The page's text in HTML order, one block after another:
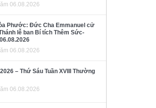
06.08.2026
Phước: Đức Cha Emmanuel cử
lễ ban Bí tích Thêm Sức-
06.08.2026
– Thứ Sáu Tuần XVIII Thường
06.08.2026